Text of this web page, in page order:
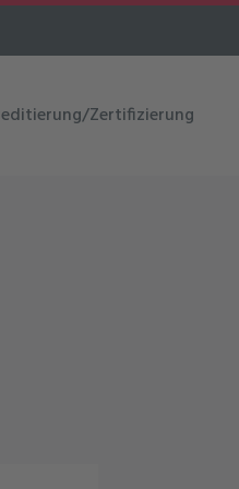
Zertifizierung